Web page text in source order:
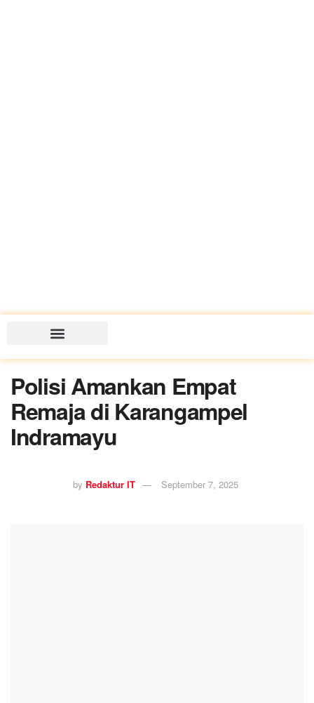
Polisi Amankan Empat
Remaja di Karangampel
Indramayu
by Redaktur IT September 7, 2025